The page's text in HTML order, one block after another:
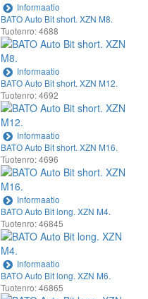
Informaatio
BATO Auto Bit short. XZN M8.
Tuotenro: 4688
Informaatio
BATO Auto Bit short. XZN M12.
Tuotenro: 4692
Informaatio
BATO Auto Bit short. XZN M16.
Tuotenro: 4696
Informaatio
BATO Auto Bit long. XZN M4.
Tuotenro: 46845
Informaatio
BATO Auto Bit long. XZN M6.
Tuotenro: 46865